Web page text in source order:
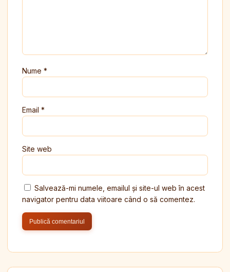
Nume *
Email *
Site web
Salvează-mi numele, emailul și site-ul web în acest
navigator pentru data viitoare când o să comentez.